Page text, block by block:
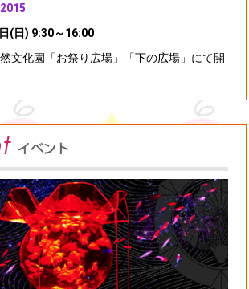
(日) 9:30～16:00
文化園「お祭り広場」「下の広場」にて開